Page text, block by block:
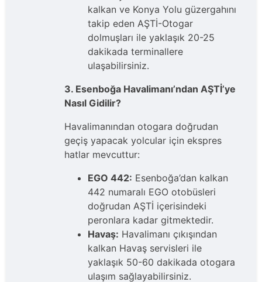
kalkan ve Konya Yolu güzergahını
takip eden AŞTİ-Otogar
dolmuşları ile yaklaşık 20-25
dakikada terminallere
ulaşabilirsiniz.
3. Esenboğa Havalimanı’ndan AŞTİ’ye
Nasıl Gidilir?
Havalimanından otogara doğrudan
geçiş yapacak yolcular için ekspres
hatlar mevcuttur:
EGO 442: Esenboğa’dan kalkan
442 numaralı EGO otobüsleri
doğrudan AŞTİ içerisindeki
peronlara kadar gitmektedir.
Havaş: Havalimanı çıkışından
kalkan Havaş servisleri ile
yaklaşık 50-60 dakikada otogara
ulaşım sağlayabilirsiniz.